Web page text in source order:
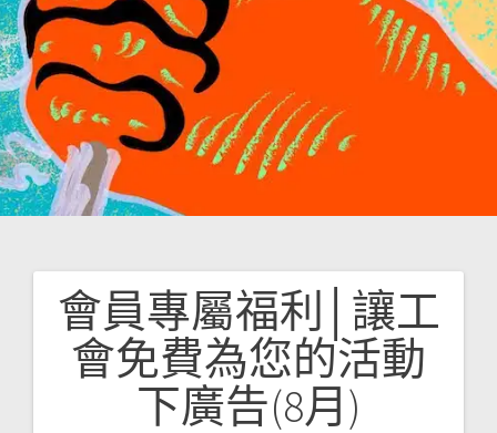
會員專屬福利│讓工
會免費為您的活動
下廣告(8月)
文